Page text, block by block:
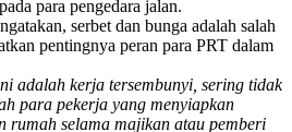
para pengedara jalan.
serbet dan bunga adalah salah
pentingnya peran para PRT dalam
adalah kerja tersembunyi, sering tidak
para pekerja yang menyiapkan
rumah selama majikan atau pemberi